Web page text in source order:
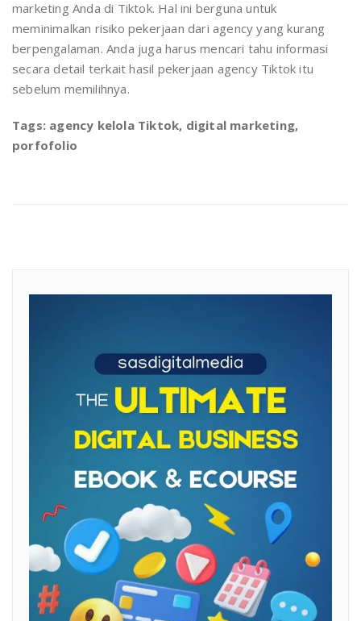
marketing Anda di Tiktok. Hal ini berguna untuk
meminimalkan risiko pekerjaan dari agency yang kurang
berpengalaman. Anda juga harus mencari tahu informasi
secara detail terkait hasil pekerjaan agency Tiktok itu
sebelum memilihnya.
Tags: agency kelola Tiktok, digital marketing,
porfofolio